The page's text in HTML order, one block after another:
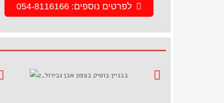
לפרטים נוספים: 054-8116166